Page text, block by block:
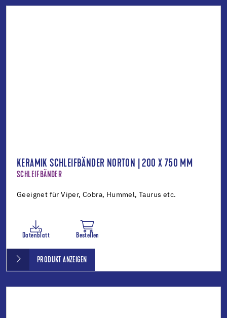
KERAMIK SCHLEIFBÄNDER NORTON | 200 X 750 MM
SCHLEIFBÄNDER
Geeignet für Viper, Cobra, Hummel, Taurus etc.
Datenblatt Bestellen
PRODUKT ANZEIGEN